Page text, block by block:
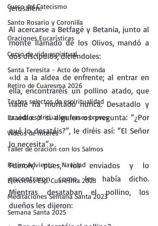
Curso del Catecismo
Santo Rosario y Coronilla
Oraciones Eucarísticas
Curso de vida espiritual
Santa Teresita - Acto de Ofrenda
Retiro de Cuaresma 2026
Textos selectos de espiritualidad
La vida espiritual en frases breves
Vídeos de interés
Taller de oración con los Salmos
Retiro Adviento - Navidad
Ejercicios Esp. Cuaresma 2023
Meditaciones Semana Santa 2023
Semana Santa 2025
Jerusalén.
Al acercarse a Betfagé y Betania, junto al
monte llamado de los Olivos, mandó a
dos discípulos, diciéndoles:
«Id a la aldea de enfrente; al entrar en
ella, encontraréis un pollino atado, que
nadie ha montado nunca. Desatadlo y
traedlo. Y si alguien os pregunta: “¿Por
qué lo desatáis?”, le diréis así: “El Señor
lo necesita”».
Fueron, pues, los enviados y lo
encontraron como les había dicho.
Mientras desataban el pollino, los
dueños les dijeron: